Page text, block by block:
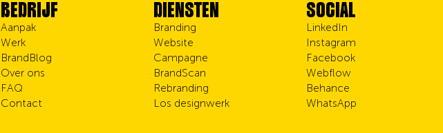
BEDRIJF
Aanpak
Werk
BrandBlog
Over ons
FAQ
Contact
DIENSTEN
Branding
Website
Campagne
BrandScan
Rebranding
Los designwerk
SOCIAL
LinkedIn
Instagram
Facebook
Webflow
Behance
WhatsApp